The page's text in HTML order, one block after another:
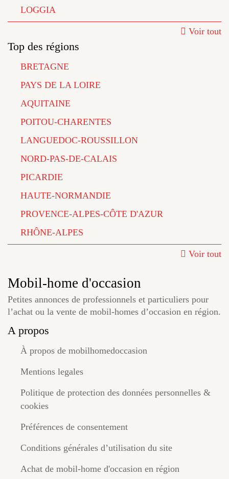
LOGGIA
Voir tout
Top des régions
BRETAGNE
PAYS DE LA LOIRE
AQUITAINE
POITOU-CHARENTES
LANGUEDOC-ROUSSILLON
NORD-PAS-DE-CALAIS
PICARDIE
HAUTE-NORMANDIE
PROVENCE-ALPES-CÔTE D'AZUR
RHÔNE-ALPES
Voir tout
Mobil-home d'occasion
Petites annonces de professionnels et particuliers pour
l’achat ou la vente de mobil-homes d’occasion en région.
A propos
À propos de mobilhomedoccasion
Mentions legales
Politique de protection des données personnelles &
cookies
Préférences de consentement
Conditions générales d’utilisation du site
Achat de mobil-home d'occasion en région